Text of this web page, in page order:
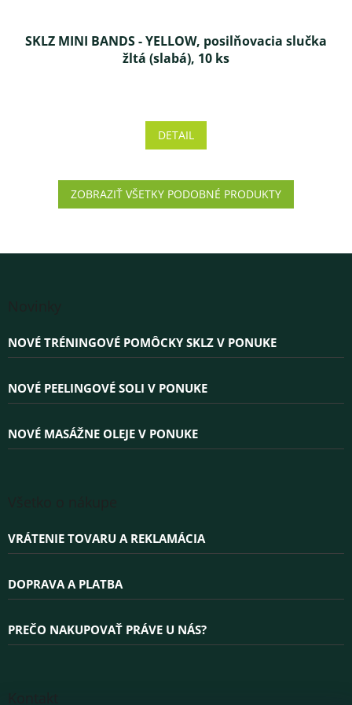
SKLZ MINI BANDS - YELLOW, posilňovacia slučka
žltá (slabá), 10 ks
hviezdičiek.
DETAIL
ZOBRAZIŤ VŠETKY PODOBNÉ PRODUKTY
NOVÉ TRÉNINGOVÉ POMÔCKY SKLZ V PONUKE
NOVÉ PEELINGOVÉ SOLI V PONUKE
NOVÉ MASÁŽNE OLEJE V PONUKE
VRÁTENIE TOVARU A REKLAMÁCIA
DOPRAVA A PLATBA
PREČO NAKUPOVAŤ PRÁVE U NÁS?